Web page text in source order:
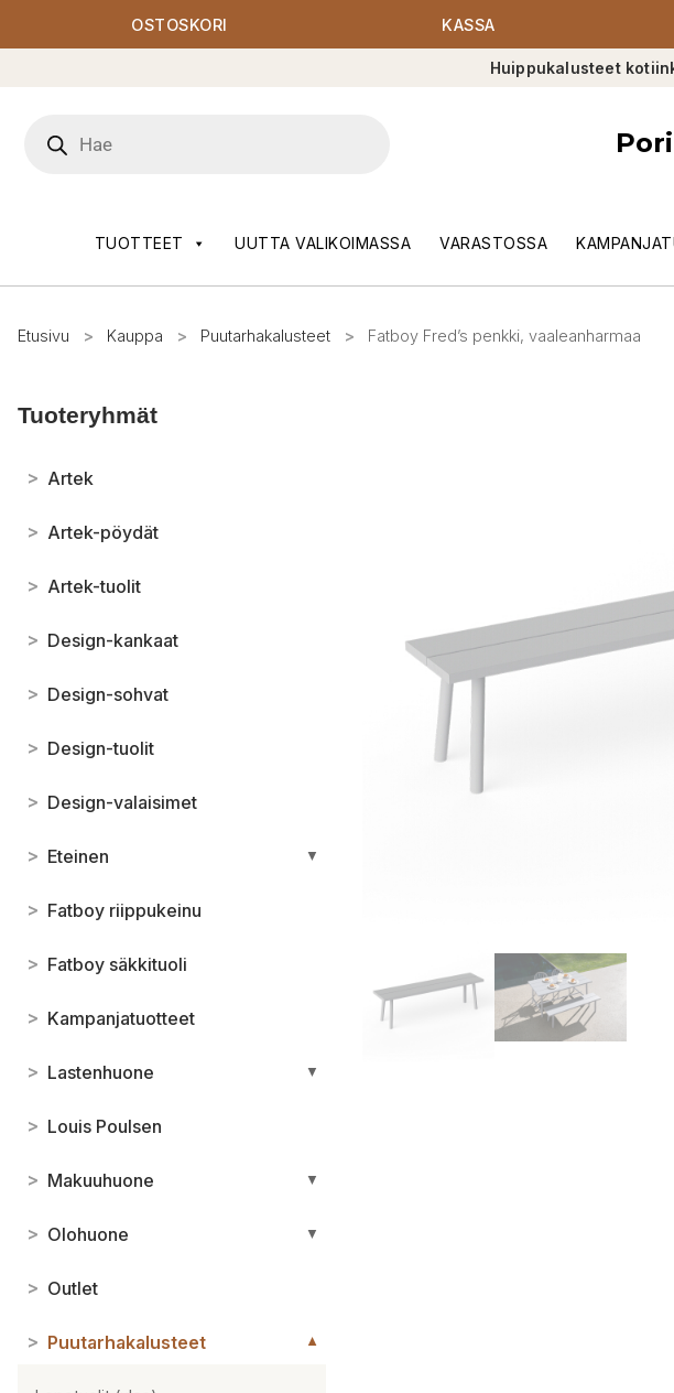
OSTOSKORI KASSA
Huippukalusteet
search
TUOTTEET UUTTA VALIKOIMASSA VARASTOSSA
Etusivu > Kauppa > Puutarhakalusteet > Fatboy Fred’s penkki, vaaleanharmaa
Tuoteryhmät
> Artek
> Artek-pöydät
> Artek-tuolit
> Design-kankaat
> Design-sohvat
> Design-tuolit
> Design-valaisimet
> Eteinen ▼
> Fatboy riippukeinu
> Fatboy säkkituoli
> Kampanjatuotteet
> Lastenhuone ▼
> Louis Poulsen
> Makuuhuone ▼
> Olohuone ▼
> Outlet
> Puutarhakalusteet ▼